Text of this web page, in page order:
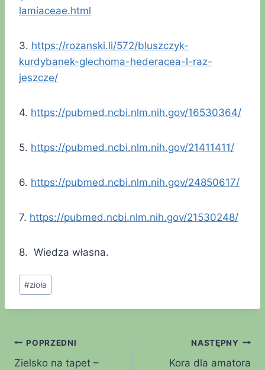
lamiaceae.html
3. https://rozanski.li/572/bluszczyk-
kurdybanek-glechoma-hederacea-l-raz-
jeszcze/
4. https://pubmed.ncbi.nlm.nih.gov/16530364/
5. https://pubmed.ncbi.nlm.nih.gov/21411411/
6. https://pubmed.ncbi.nlm.nih.gov/24850617/
7. https://pubmed.ncbi.nlm.nih.gov/21530248/
8. Wiedza własna.
#zioła
POPRZEDNI
Zielsko na tapet –
NASTĘPNY
Kora dla amatora